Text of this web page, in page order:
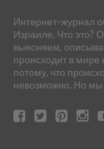
Интернет-журнал
Израиле. Что это?
выясняем,
происходит в мире
потому, что
невозможно. Но мы